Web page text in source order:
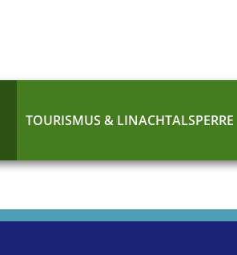
TOURISMUS & LINACHTALSPERRE